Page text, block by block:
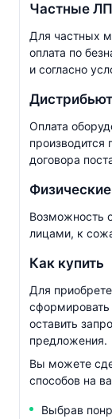
Частные
Для частных
оплата по
и согласно
Оплата
производится
договора
Возможность
лицами, к
Как купить
Для
сформировать
оставить
предложения.
Вы можете
способов на
Выбрав